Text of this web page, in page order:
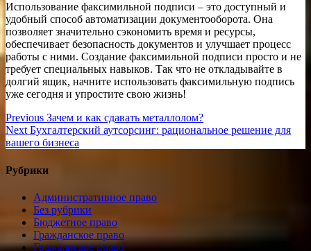
Использование факсимильной подписи – это доступный и
удобный способ автоматизации документооборота. Она
позволяет значительно сэкономить время и ресурсы,
обеспечивает безопасность документов и улучшает процесс
работы с ними. Создание факсимильной подписи просто и не
требует специальных навыков. Так что не откладывайте в
долгий ящик, начните использовать факсимильную подпись
уже сегодня и упростите свою жизнь!
Навигация
по
Previous Previous
post:
Зачем и как сдавать металлолом?
Next Next
post:
Бухгалтерский аутсорсинг: рациональное решение для
вашего бизнеса
Рубрики
Административное право
Без рубрики
Бюджетное право
Гражданское право
Гражданское право